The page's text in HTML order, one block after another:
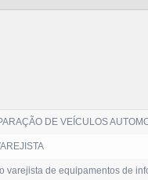
DE VEÍCULOS
varejista de equipamentos de